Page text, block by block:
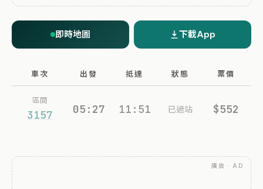
即時地圖 下載App
車次 出發 抵達 狀態 票價
區間
3157 05:27 11:51 已過站 $552
廣告 · AD